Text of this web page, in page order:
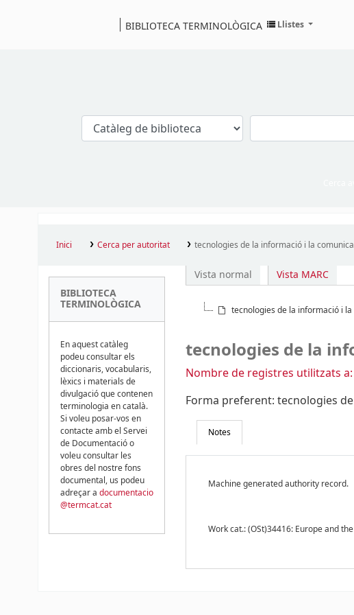
BIBLIOTECA TERMINOLÒGICA Llistes
Inici Cerca per autoritat tecnologies de la informació i la
BIBLIOTECA
TERMINOLÒGICA
En aquest catàleg
podeu consultar els
diccionaris, vocabularis,
lèxics i materials de
divulgació que contenen
terminologia en català.
Si voleu posar-vos en
contacte amb el Servei
de Documentació o
voleu consultar les
obres del nostre fons
documental, us podeu
adreçar a documentacio
@termcat.cat
Vista normal Vista MARC
tecnologies de la informació i
tecnologies de la
Nombre de registres utilitzats
Forma preferent:tecnologies
Notes
Machine generated authority record.
Work cat.: (OSt)34416: Europe and